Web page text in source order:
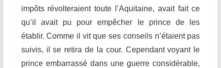
impôts révolteraient toute l’Aquitaine, avait fait ce
qu’il avait pu pour empêcher le prince de les
établir. Comme il vit que ses conseils n’étaient pas
suivis, il se retira de la cour. Cependant voyant le
prince embarrassé dans une guerre considérable,